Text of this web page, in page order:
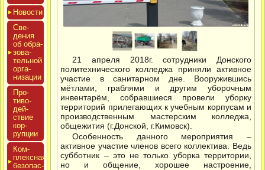
Новос­ти
Све­
дения
об об­ра­
зова­
тель­ной
ор­га­
низа­ции
Про­
тиво­
дей­
ствие
кор­
рупции
Ком­
плексная
бе­зопас­
21 апреля 2018г. сотрудники Донского
политехнического колледжа приняли активное
участие в санитарном дне. Вооружившись
мётлами, граблями и другим уборочным
инвентарём, собравшиеся провели уборку
территорий прилегающих к учебным корпусам и
производственным мастерским колледжа,
общежития (г.Донской, г.Кимовск).
Особенность данного мероприятия –
активное участие членов всего коллектива. Ведь
субботник – это не только уборка территории,
но и общение, хорошее настроение,